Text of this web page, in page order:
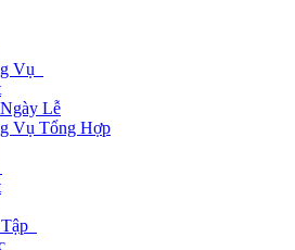
Vụ
Lễ
Vụ Tổng Hợp